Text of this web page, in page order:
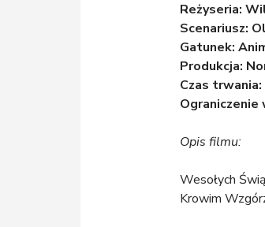
Reżyseria:
Scenariusz:
Gatunek:
Produkcja:
Czas
Opis filmu:
Wesołych
Krowim